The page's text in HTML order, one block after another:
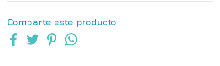
Comparte este producto